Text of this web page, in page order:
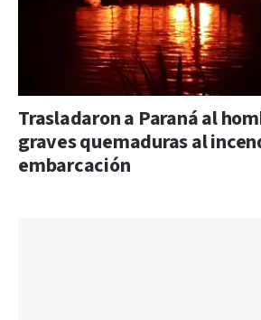
Trasladaron a Paraná al
graves quemaduras al
embarcación